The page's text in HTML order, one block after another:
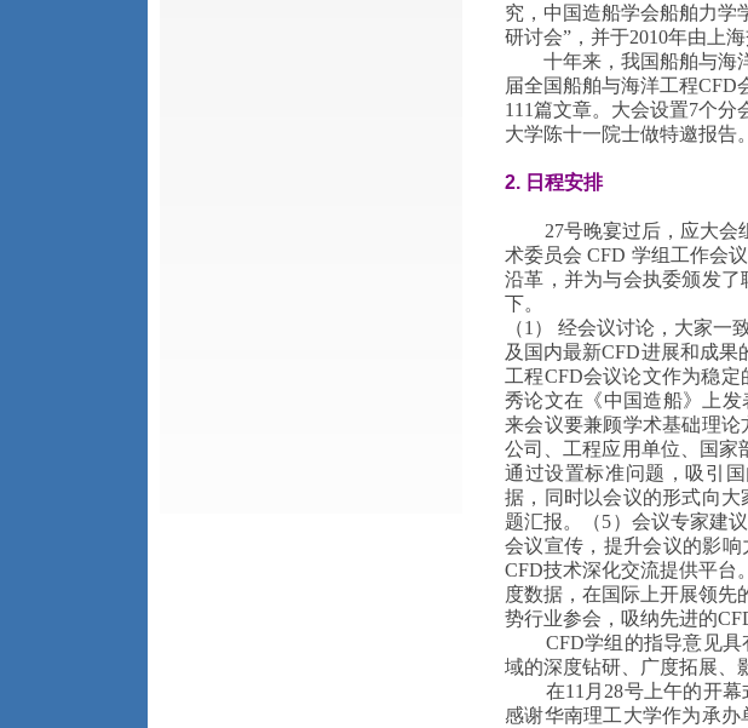
究，中国造船学会船舶力学
研讨会”，并于2010年由上
十年来，我国船舶与海
届全国船舶与海洋工程CFD
111篇文章。大会设置7个
大学陈十一院士做特邀报告。
2. 日程安排
27号晚宴过后，应大
术委员会 CFD 学组工作会
沿革，并为与会执委颁发
下。
（1） 经会议讨论，大家
及国内最新CFD进展和成
工程CFD会议论文作为稳
秀论文在《中国造船》上
来会议要兼顾学术基础理
公司、工程应用单位、国家
通过设置标准问题，吸引
据，同时以会议的形式向
题汇报。（5）会议专家建
会议宣传，提升会议的影
CFD技术深化交流提供平台
度数据，在国际上开展领先
势行业参会，吸纳先进的
CFD学组的指导意见
域的深度钻研、广度拓展、
在11月28号上午的开
感谢华南理工大学作为承